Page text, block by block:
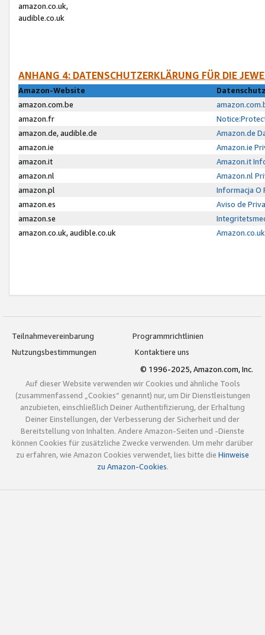
amazon.co.uk,
audible.co.uk
ANHANG 4: DATENSCHUTZERKLÄRUNG FÜR DIE
Amazon-Website
amazon.com.be
amazon.fr
amazon.de, audible.de
Amazon.de
amazon.ie
Amazon.ie
amazon.it
Amazon.it
amazon.nl
Amazon.nl
amazon.pl
Informacja O
amazon.es
Aviso de
amazon.se
amazon.co.uk, audible.co.uk
Teilnahmevereinbarung
Programmrichtlinien
Nutzungsbestimmungen
Kontaktiere uns
© 1996-2025, Amazon.com, Inc.
Auf dieser Website verwenden wir Cookies und ähnliche Tools
(zusammenfassend „Cookies“ genannt) nur, um Dir Dienstleistungen
anzubieten, einschließlich Deiner Authentifizierung, der Erhaltung
Deiner Einstellungen, der Verbesserung der Sicherheit und der
Bereitstellung von Inhalten. Andere Amazon-Seiten und -Dienste
können Cookies für zusätzliche Zwecke verwenden. Um mehr darüber
zu erfahren, wie Amazon Cookies verwendet, lies bitte die Hinweise
zu Amazon-Cookies.